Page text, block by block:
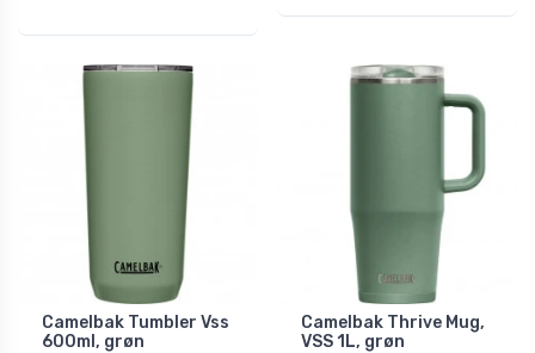
Camelbak Tumbler Vss
600ml, grøn
Camelbak Thrive Mug,
VSS 1L, grøn